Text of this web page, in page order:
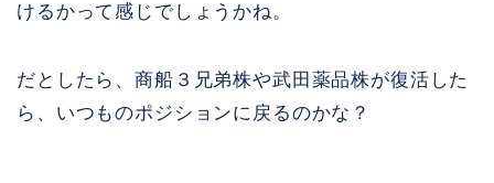
けるかって感じでしょうかね。
だとしたら、商船３兄弟株や武田薬品株が復活した
ら、いつものポジションに戻るのかな？